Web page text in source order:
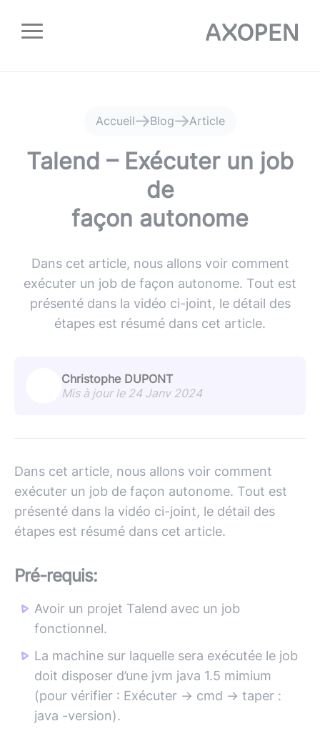
Accueil Blog Article
Talend – Exécuter un job
de
façon autonome
Dans cet article, nous allons voir comment
exécuter un job de façon autonome. Tout est
présenté dans la vidéo ci-joint, le détail des
étapes est résumé dans cet article.
Christophe DUPONT
Mis à jour le 24 Janv 2024
Dans cet article, nous allons voir comment
exécuter un job de façon autonome. Tout est
présenté dans la vidéo ci-joint, le détail des
étapes est résumé dans cet article.
Pré-requis:
Avoir un projet Talend avec un job
fonctionnel.
La machine sur laquelle sera exécutée le job
doit disposer d’une jvm java 1.5 mimium
(pour vérifier : Exécuter -> cmd -> taper :
java -version).